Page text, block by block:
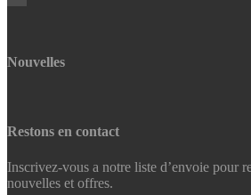
Nouvelles
Restons en contact
Inscrivez-vous a notre liste d’envoie pour
nouvelles et offres.